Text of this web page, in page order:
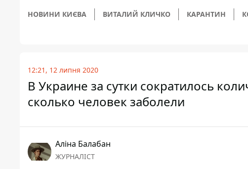
НОВИНИ КИЄВА ВИТАЛИЙ КЛИЧКО КАРАНТИН
12:21, 12 липня 2020
В Украине за сутки сократилось
сколько человек заболели
Аліна Балабан
ЖУРНАЛІСТ